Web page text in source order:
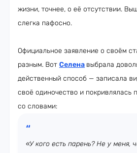
жизни, точнее, о её отсутствии.
слегка пафосно.
Официальное заявление о своём
разным. Вот Селена выбрала
действенный способ — записала
своё одиночество и покривлялась
со словами:
«У кого есть парень? Не у меня,